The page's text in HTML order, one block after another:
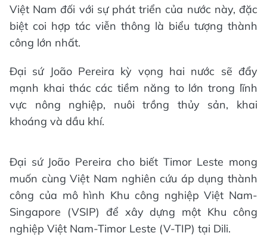
Việt Nam đối với sự phát triển của nước này, đặc
biệt coi hợp tác viễn thông là biểu tượng thành
công lớn nhất.
Đại sứ João Pereira kỳ vọng hai nước sẽ đẩy
mạnh khai thác các tiềm năng to lớn trong lĩnh
vực nông nghiệp, nuôi trồng thủy sản, khai
khoáng và dầu khí.
Đại sứ João Pereira cho biết Timor Leste mong
muốn cùng Việt Nam nghiên cứu áp dụng thành
công của mô hình Khu công nghiệp Việt Nam-
Singapore (VSIP) để xây dựng một Khu công
nghiệp Việt Nam-Timor Leste (V-TIP) tại Dili.